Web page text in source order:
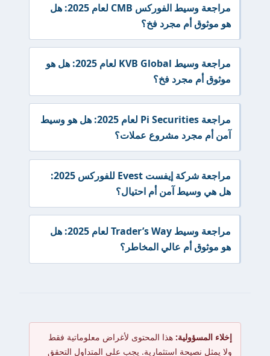
مراجعة وسيط الفوركس CMB لعام 2025: هل
هو موثوق أم مجرد فخ؟
مراجعة وسيط KVB Global لعام 2025: هل هو
موثوق أم مجرد فخ؟
مراجعة Pi Securities لعام 2025: هل هو وسيط
آمن أم مجرد مشروع عملات؟
مراجعة شركة إيفست Evest للفوركس 2025:
هل هي وسيط آمن أم احتيال؟
مراجعة وسيط Trader’s Way لعام 2025: هل
هو موثوق أم عالي المخاطر؟
إخلاء المسؤولية: هذا المحتوى لأغراض معلوماتية فقط
ولا يمثل نصيحة استثمارية. يجب على المتداول التحقق